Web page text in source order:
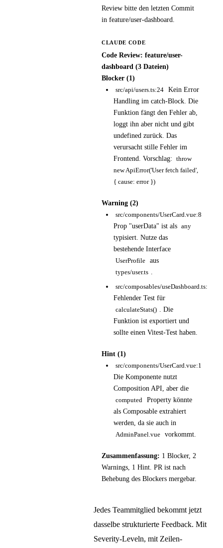
Review bitte den letzten Commit
in feature/user-dashboard.
CLAUDE CODE
Code Review: feature/user-
dashboard (3 Dateien)
Blocker (1)
src/api/users.ts:24
Kein Error
Handling im catch-Block. Die
Funktion fängt den Fehler ab,
loggt ihn aber nicht und gibt
undefined zurück. Das
verursacht stille Fehler im
Frontend. Vorschlag:
throw
new ApiError('User fetch failed',
{ cause: error })
Warning (2)
src/components/UserCard.vue:8
Prop "userData" ist als any
typisiert. Nutze das
bestehende Interface
UserProfile aus
types/user.ts
src/composables/useDashboard.ts:31
Fehlender Test für
calculateStats()
. Die
Funktion ist exportiert und
sollte einen Vitest-Test haben.
Hint (1)
src/components/UserCard.vue:1
Die Komponente nutzt
Composition API, aber die
computed
Property könnte
als Composable extrahiert
werden, da sie auch in
AdminPanel.vue vorkommt.
Zusammenfassung: 1 Blocker, 2
Warnings, 1 Hint. PR ist nach
Behebung des Blockers mergebar.
Jedes Teammitglied bekommt jetzt
dasselbe strukturierte Feedback. Mit
Severity-Leveln, mit Zeilen-